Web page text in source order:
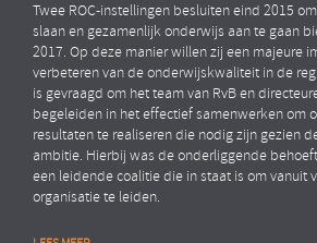
Twee ROC-instellingen besluiten eind 2015
slaan en gezamenlijk onderwijs aan te gaan
2017. Op deze manier willen zij een majeure
verbeteren van de onderwijskwaliteit in de
is gevraagd om het team van RvB en
begeleiden in het effectief samenwerken om
resultaten te realiseren die nodig zijn gezien
ambitie. Hierbij was de onderliggende
een leidende coalitie die in staat is om vanuit
organisatie te leiden.